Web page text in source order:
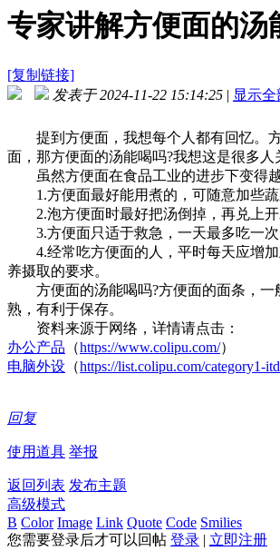
专家讲解方便面的汤
[复制链接]
发表于 2024-11-22 15:14:25 | 显示
提到方便面，我想每个人都有回忆。方
面，那方便面的汤能喝吗?我想这是很多
虽然方便面在食品工业的进步下变得越
1.方便面最好能用煮的，可随意加些蔬
2.泡方便面时最好把汤倒掉，再兑上开
3.方便面只适于救急，一天最多吃一次
4.经常吃方便面的人，平时每天应增加
养摄取的要求。
方便面的汤能喝吗?方便面的面条，一
熟，有利于保存。
资料来源于网络，详情请点击：
办公产品 （https://www.colipu.com/）
电脑外设 （https://list.colipu.com/category1-
回复
使用道具 举报
返回列表 发布主题
高级模式
B Color Image Link Quote Code Smilies
您需要登录后才可以回帖 登录 | 立即注册